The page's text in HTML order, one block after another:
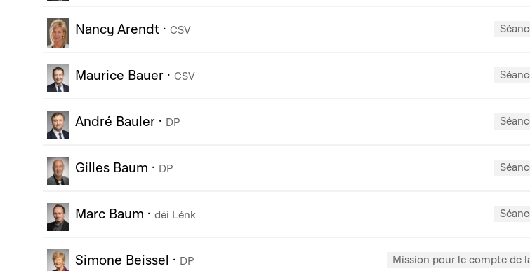
Nancy Arendt · CSV
Maurice Bauer · CSV
André Bauler · DP
Gilles Baum · DP
Marc Baum · déi Lénk
Simone Beissel · DP Mission pour le compte de